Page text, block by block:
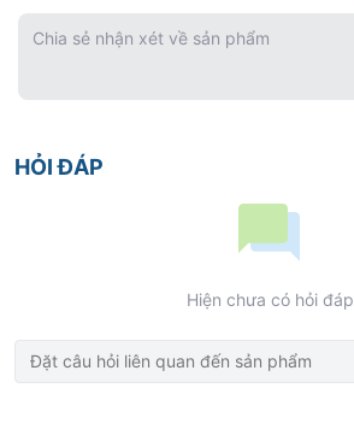
Chia sẻ nhận xét về sản phẩm
HỎI ĐÁP
Hiện chưa có hỏi đáp